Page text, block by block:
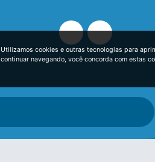
Utilizamos cookies e outras tecnologias para
continuar navegando, você concorda com estas